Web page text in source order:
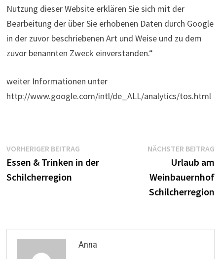
Nutzung dieser Website erklären Sie sich mit der
Bearbeitung der über Sie erhobenen Daten durch Google
in der zuvor beschriebenen Art und Weise und zu dem
zuvor benannten Zweck einverstanden.“
weiter Informationen unter
http://www.google.com/intl/de_ALL/analytics/tos.html
Beitrags-
Navigation
VORHERIGER BEITRAGVorheriger
Beitrag:
Essen & Trinken in der
Schilcherregion
NÄCHSTER BEITRAG
Urlaub am
Weinbauernhof
Schilcherregion
Anna